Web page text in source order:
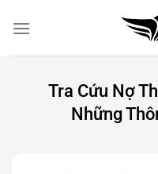
đến
Tra Cứu Nợ
Những